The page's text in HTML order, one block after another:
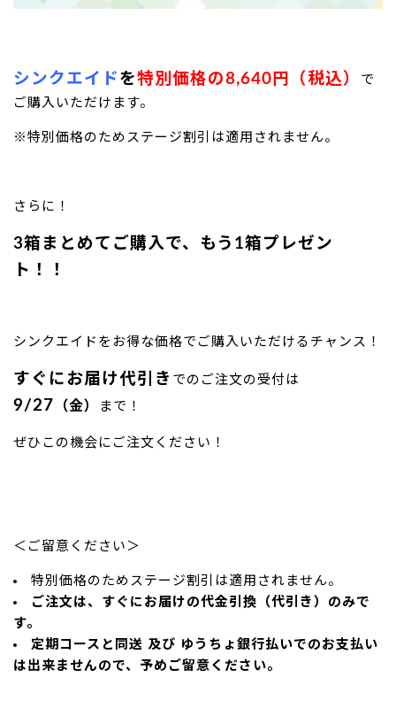
シンクエイド を特別価格の8,640 円（税込）
で
ご購入いただけます。
※特別価格のためステージ割引は適用されません。
さらに！
3箱まとめてご購入で、もう1箱プレゼン
ト！！
シンクエイドをお得な価格でご購入いただけるチャンス！
すぐにお届け代引き でのご注文の受付は
9/27 （金） まで！
ぜひこの機会にご注文ください！
＜ご留意ください＞
特別価格のためステージ割引は適用されません。
ご注文は、すぐにお届けの代金引換（代引き） のみで
す。
定期コースと同送 及び ゆうちょ銀行払いでのお支払い
は出来ませんので、予めご留意ください。